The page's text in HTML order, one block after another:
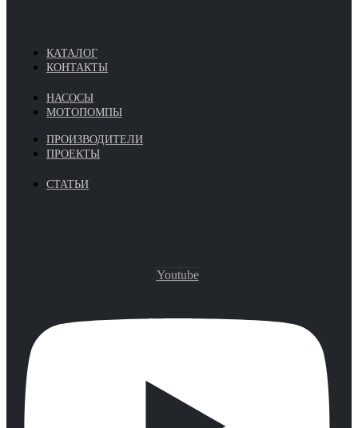
КАТАЛОГ
КОНТАКТЫ
НАСОСЫ
МОТОПОМПЫ
ПРОИЗВОДИТЕЛИ
ПРОЕКТЫ
СТАТЬИ
Youtube